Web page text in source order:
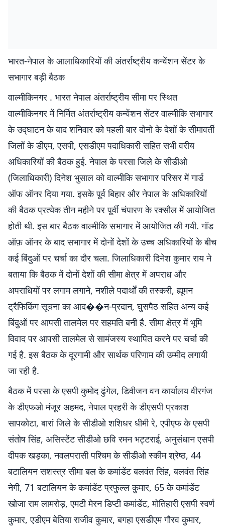
भारत-नेपाल के आलाधिकारियों की अंतर्राष्ट्रीय कन्वेंशन सेंटर के
सभागार बड़ी बैठक
वाल्मीकिनगर . भारत नेपाल अंतर्राष्ट्रीय सीमा पर स्थित
वाल्मीकिनगर में निर्मित अंतर्राष्ट्रीय कन्वेंशन सेंटर वाल्मीकि सभागार
के उद्घाटन के बाद शनिवार को पहली बार दोनो के देशों के सीमावर्ती
जिलों के डीएम, एसपी, एसडीएम पदाधिकारी सहित सभी वरीय
अधिकारियों की बैठक हुई. नेपाल के परसा जिले के सीडीओ
(जिलाधिकारी) दिनेश भुसाल को वाल्मीकि सभागार परिसर में गार्ड
ऑफ ऑनर दिया गया. इसके पूर्व बिहार और नेपाल के अधिकारियों
की बैठक प्रत्येक तीन महीने पर पूर्वी चंपारण के रक्सौल में आयोजित
होती थी. इस बार बैठक वाल्मीकि सभागार में आयोजित की गयी. गॉड
ऑफ़ ऑनर के बाद सभागार में दोनों देशों के उच्च अधिकारियों के बीच
कई बिंदुओं पर चर्चा का दौर चला. जिलाधिकारी दिनेश कुमार राय ने
बताया कि बैठक में दोनों देशों की सीमा क्षेत्र में अपराध और
अपराधियों पर लगाम लगाने, नशीले पदार्थों की तस्करी, ह्यूमन
ट्रैफिकिंग सूचना का आद��न-प्रदान, घुसपैठ सहित अन्य कई
बिंदुओं पर आपसी तालमेल पर सहमति बनी है. सीमा क्षेत्र में भूमि
विवाद पर आपसी तालमेल से सामंजस्य स्थापित करने पर चर्चा की
गई है. इस बैठक के दूरगामी और सार्थक परिणाम की उम्मीद लगायी
जा रही है.
बैठक में परसा के एसपी कुमोद ढुंगेल, डिवीजन वन कार्यालय वीरगंज
के डीएफओ मंजूर अहमद, नेपाल प्रहरी के डीएसपी प्रकाश
सापकोटा, बारां जिले के सीडीओ शशिधर धीमी रे, एपीएफ के एसपी
संतोष सिंह, असिस्टेंट सीडीओ छवि रमन भट्टराई, अनुसंधान एसपी
दीपक खड़का, नवलपरासी पश्चिम के सीडीओ स्कीम श्रेष्ठ, 44
बटालियन सशस्त्र सीमा बल के कमांडेंट बलवंत सिंह, बलवंत सिंह
नेगी, 71 बटालियन के कमांडेंट प्रफुल्ल कुमार, 65 के कमांडेंट
खोजा राम लामरोड़, एमटी मेरन डिप्टी कमांडेंट, मोतिहारी एसपी स्वर्ण
कुमार, एडीएम बेतिया राजीव कुमार, बगहा एसडीएम गौरव कुमार,